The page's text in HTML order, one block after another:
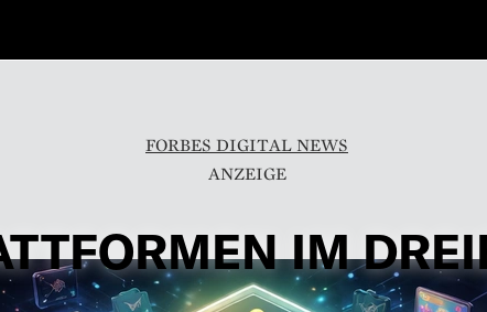
FORBES DIGITAL NEWS
IM